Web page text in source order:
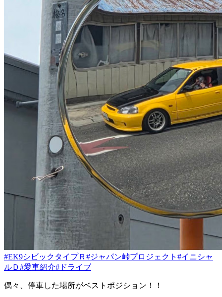
#EK9シビックタイプＲ #ジャパン峠プロジェクト #イニシャ
ルＤ#愛車紹介#ドライブ
偶々、停車した場所がベストポジション！！